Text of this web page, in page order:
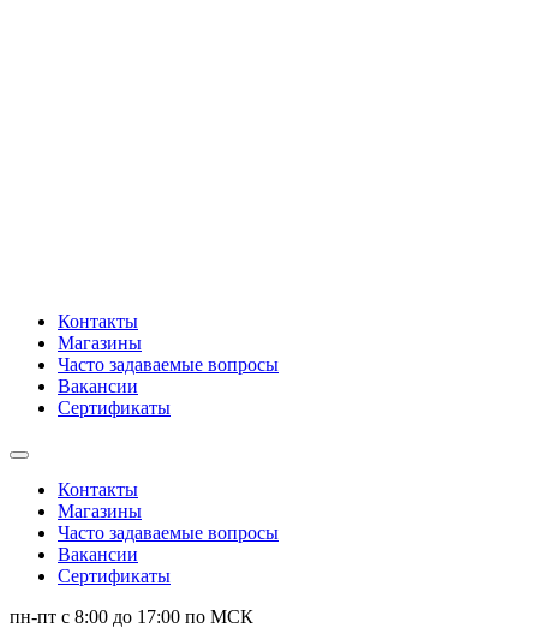
Контакты
Магазины
Часто задаваемые вопросы
Вакансии
Сертификаты
Контакты
Магазины
Часто задаваемые вопросы
Вакансии
Сертификаты
пн-пт c 8:00 до 17:00 по МСК